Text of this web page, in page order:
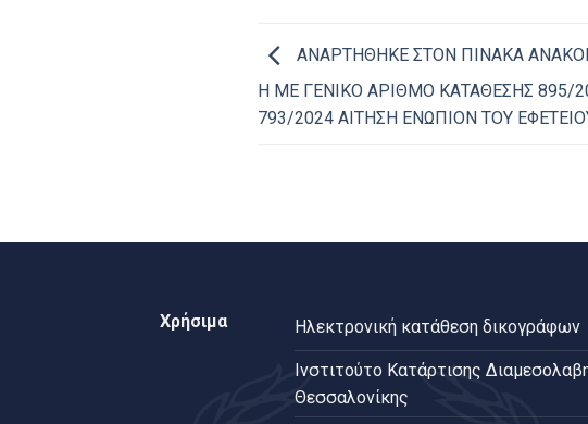
ΑΝΑΡΤΗΘΗΚΕ ΣΤΟΝ ΠΙΝΑΚΑ
Η ΜΕ ΓΕΝΙΚΟ ΑΡΙΘΜΟ ΚΑΤΑΘΕΣΗΣ 895/
793/2024 ΑΙΤΗΣΗ ΕΝΩΠΙΟΝ ΤΟΥ
Χρήσιμα Ηλεκτρονική κατάθεση δικογράφων
Ινστιτούτο Κατάρτισης
Θεσσαλονίκης